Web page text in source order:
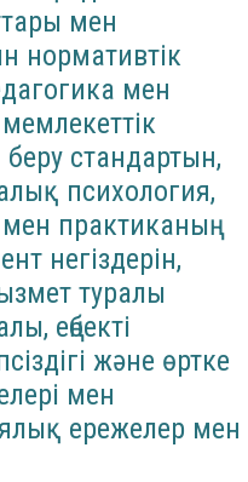
мен
нормативтік
мен
беру стандартын,
психология,
практиканың
негіздерін,
туралы
еңбекті
және өртке
мен
ережелер мен